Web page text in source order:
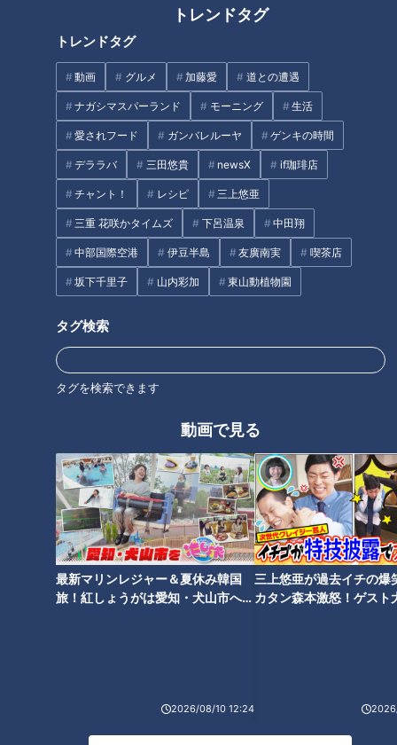
トレンドタグ
トレンドタグ
動画 グルメ 加藤愛 道との遭遇
ナガシマスパーランド モーニング 生活
愛されフード ガンバレルーヤ ゲンキの時間
デララバ 三田悠貴 newsX if珈琲店
チャント！ レシピ 三上悠亜
三重 花咲かタイムズ 下呂温泉 中田翔
中部国際空港 伊豆半島 友廣南実 喫茶店
坂下千里子 山内彩加 東山動植物園
タグ検索
タグを検索できます
動画で見る
最新マリンレジャー＆夏休み韓国
旅！紅しょうがは愛知・犬山市へ
2026/08/10 12:24
三上悠亜が過去イチの爆
カタン森本激怒！ゲスト
192時間待ちの予約争奪戦
安藤は今回、ネットオーダーでの事前予約を利用しました。店
頭販売は6月3日からですが、予約は5月14日に開始。しかしこ
の日は、サーバーに繋がるまで192時間待ちという状態でし
安藤はスマホ数台を駆使し、すべてをネットオーダーに繋げ
て、どれが一番早く繋がるか勝負したといいます。
安藤「朝一でやってダメで、そこから仕事とかあったので、結
いう感じだったんです」
味を加えた全3種類。安藤が手に入れたきなこ味は、もちろん
絶品だったそうです。
無駄足を防ぐ事前確認
実際、ネットオーダーは売り切ればかり。店舗でも2時間待
ち、3時間待ちと、アトラクションのような状況です。
携帯で「もっちゅりん 販売スケジュール」と検索すると、全